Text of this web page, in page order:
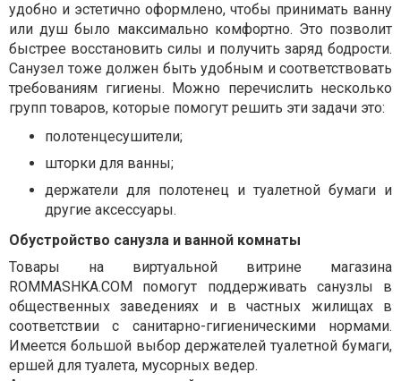
удобно и эстетично оформлено, чтобы принимать ванну
или душ было максимально комфортно. Это позволит
быстрее восстановить силы и получить заряд бодрости.
Санузел тоже должен быть удобным и соответствовать
требованиям гигиены. Можно перечислить несколько
групп товаров, которые помогут решить эти задачи это:
полотенцесушители;
шторки для ванны;
держатели для полотенец и туалетной бумаги и
другие аксессуары.
Обустройство санузла и ванной комнаты
Товары на виртуальной витрине магазина
ROMMASHKA.COM помогут поддерживать санузлы в
общественных заведениях и в частных жилищах в
соответствии с санитарно-гигиеническими нормами.
Имеется большой выбор держателей туалетной бумаги,
ершей для туалета, мусорных ведер.